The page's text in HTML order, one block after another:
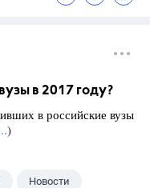
в 2017 году?
в российские вузы
)
Новости